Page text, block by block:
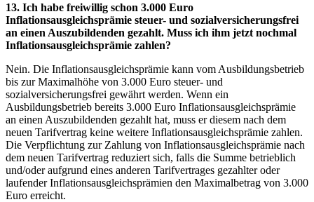
13. Ich habe freiwillig schon 3.000 Euro
Inflationsausgleichsprämie steuer- und sozialversicherungsfrei
an einen Auszubildenden gezahlt. Muss ich ihm jetzt nochmal
Inflationsausgleichsprämie zahlen?
Nein. Die Inflationsausgleichsprämie kann vom Ausbildungsbetrieb
bis zur Maximalhöhe von 3.000 Euro steuer- und
sozialversicherungsfrei gewährt werden. Wenn ein
Ausbildungsbetrieb bereits 3.000 Euro Inflationsausgleichsprämie
an einen Auszubildenden gezahlt hat, muss er diesem nach dem
neuen Tarifvertrag keine weitere Inflationsausgleichsprämie zahlen.
Die Verpflichtung zur Zahlung von Inflationsausgleichsprämie nach
dem neuen Tarifvertrag reduziert sich, falls die Summe betrieblich
und/oder aufgrund eines anderen Tarifvertrages gezahlter oder
laufender Inflationsausgleichsprämien den Maximalbetrag von 3.000
Euro erreicht.